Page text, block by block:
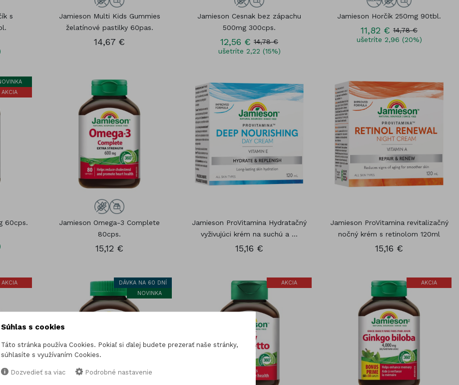
s
Jamieson Multi Kids Gummies
želatínové pastilky 60pas.
14,67 €
Jamieson Cesnak bez zápachu
500mg 300cps.
12,56 € 14,78 €
ušetríte 2,22 (15%)
Jamieson Horčík 250mg 90tbl.
11,82 € 14,78 €
ušetríte 2,96 (20%)
AKCIA
60cps.
Jamieson Omega-3 Complete
80cps.
15,12 €
Jamieson ProVitamina Hydratačný
vyživujúci krém na suchú a ...
15,16 €
Jamieson ProVitamina revitalizačný
nočný krém s retinolom 120ml
15,16 €
AKCIA
DÁVKA NA 60 DNÍ
NOVINKA
AKCIA AKCIA
Súhlas s cookies
Táto stránka používa Cookies. Pokiaľ si ďalej budete prezerať naše stránky,
súhlasíte s využívaním Cookies.
Dozvedieť sa viac Podrobné nastavenie